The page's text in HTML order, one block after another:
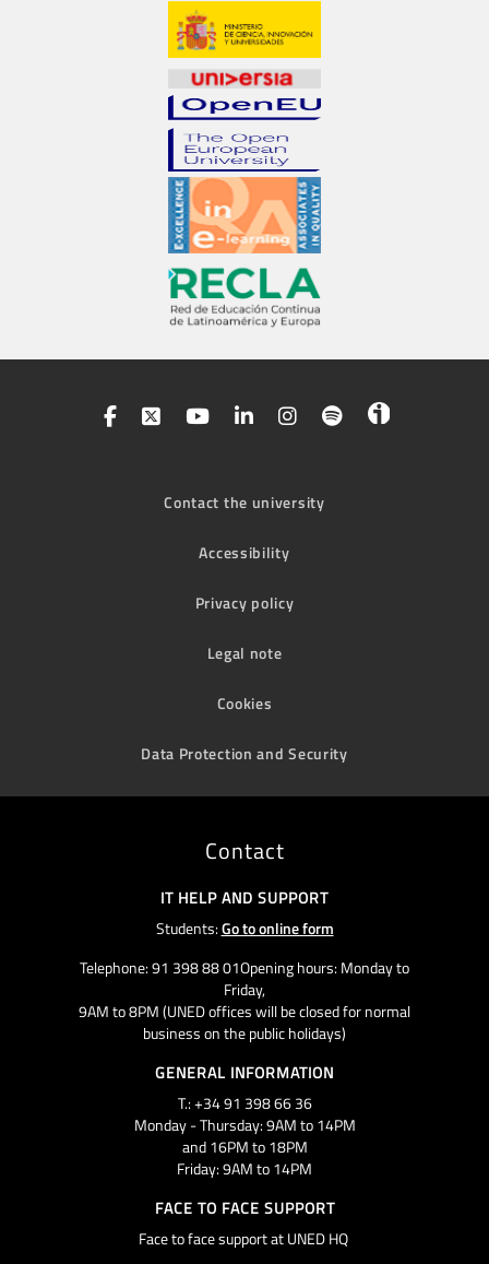
Contact the university
Accessibility
Privacy policy
Legal note
Cookies
Data Protection and Security
Contact
IT HELP AND SUPPORT
Students:Go to online form
Telephone: 91 398 88 01Opening hours: Monday to
Friday,
9AM to 8PM (UNED offices will be closed for normal
business on the public holidays)
GENERAL INFORMATION
T.: +34 91 398 66 36
Monday - Thursday: 9AM to 14PM
and 16PM to 18PM
Friday: 9AM to 14PM
FACE TO FACE SUPPORT
Face to face support at UNED HQ